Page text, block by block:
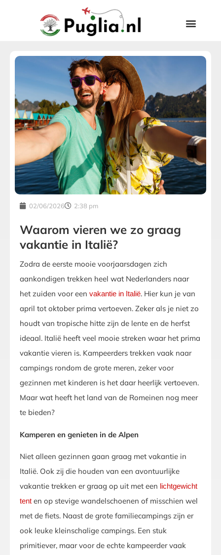
02/06/2026 2:38 pm
Waarom vieren we zo graag
vakantie in Italië?
Zodra de eerste mooie voorjaarsdagen zich
aankondigen trekken heel wat Nederlanders naar
het zuiden voor een vakantie in Italië. Hier kun je van
april tot oktober prima vertoeven. Zeker als je niet zo
houdt van tropische hitte zijn de lente en de herfst
ideaal. Italië heeft veel mooie streken waar het prima
vakantie vieren is. Kampeerders trekken vaak naar
campings rondom de grote meren, zeker voor
gezinnen met kinderen is het daar heerlijk vertoeven.
Maar wat heeft het land van de Romeinen nog meer
te bieden?
Kamperen en genieten in de Alpen
Niet alleen gezinnen gaan graag met vakantie in
Italië. Ook zij die houden van een avontuurlijke
vakantie trekken er graag op uit met een lichtgewicht
tent en op stevige wandelschoenen of misschien wel
met de fiets. Naast de grote familiecampings zijn er
ook leuke kleinschalige campings. Een stuk
primitiever, maar voor de echte kampeerder vaak